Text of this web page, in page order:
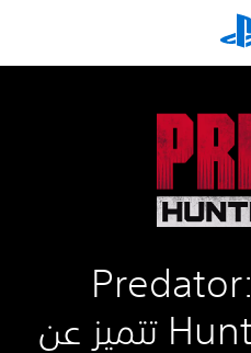
7 أسباب تجعل Predator:
Hunting Grounds تتميز عن